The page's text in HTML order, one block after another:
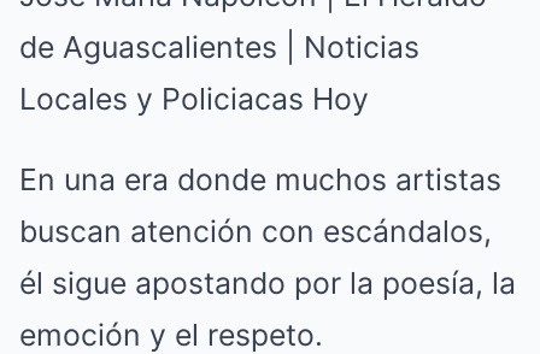
En una era donde muchos artistas
buscan atención con escándalos,
él sigue apostando por la poesía, la
emoción y el respeto.